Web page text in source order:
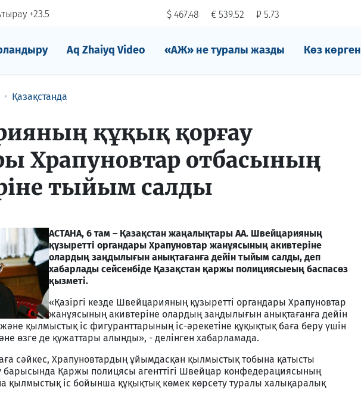
+23.5 $ 467.48 € 539.52 ₽ 5.73
Aq Zhaiyq Video «АЖ» не туралы жазды Көз көрген
Қазақстанда
құқық қорғау
Храпуновтар отбасының
тыйым салды
АСТАНА, 6 там – Қазақстан жаңалықтары АА. Швейцарияның
құзыретті органдары Храпуновтар жанұясының акивтеріне
олардың заңдылығын анықтағанға дейін тыйым салды, деп
хабарлады сейсенбіде Қазақстан қаржы полициясыеың баспасөз
қызметі.
«Қазіргі кезде Швейцарияның құзыретті органдары Храпуновтар
жанұясының акивтеріне олардың заңдылығын анықтағанға дейін
қылмыстық іс фигуранттарының іс-әрекетіне құқықтық баға беру үшін
өзге де құжаттары алынды», - делінген хабарламада.
сәйкес, Храпуновтардың ұйымдасқан қылмыстық тобына қатысты
барысында Қаржы полицясы агенттігі Швейцар конфедерациясының
қылмыстық іс бойынша құқықтық көмек көрсету туралы халықаралық